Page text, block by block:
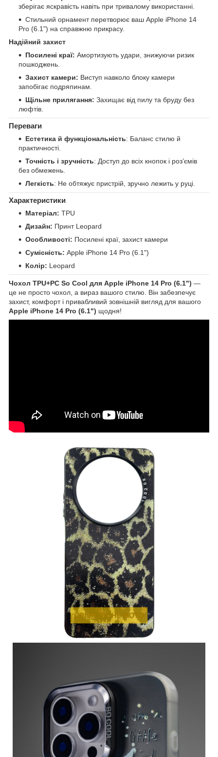
зберігає яскравість навіть при тривалому використанні.
Стильний орнамент перетворює ваш Apple iPhone 14
Pro (6.1") на справжню прикрасу.
Надійний захист
Посилені краї: Амортизують удари, знижуючи ризик
пошкоджень.
Захист камери: Виступ навколо блоку камери
запобігає подряпинам.
Щільне прилягання: Захищає від пилу та бруду без
люфтів.
Переваги
Естетика й функціональність: Баланс стилю й
практичності.
Точність і зручність: Доступ до всіх кнопок і розʼємів
без обмежень.
Легкість: Не обтяжує пристрій, зручно лежить у руці.
Характеристики
Матеріал: TPU
Дизайн: Принт Leopard
Особливості: Посилені краї, захист камери
Сумісність: Apple iPhone 14 Pro (6.1")
Колір: Leopard
Чохол TPU+PC So Cool для Apple iPhone 14 Pro (6.1") —
це не просто чохол, а вираз вашого стилю. Він забезпечує
захист, комфорт і привабливий зовнішній вигляд для вашого
Apple iPhone 14 Pro (6.1") щодня!